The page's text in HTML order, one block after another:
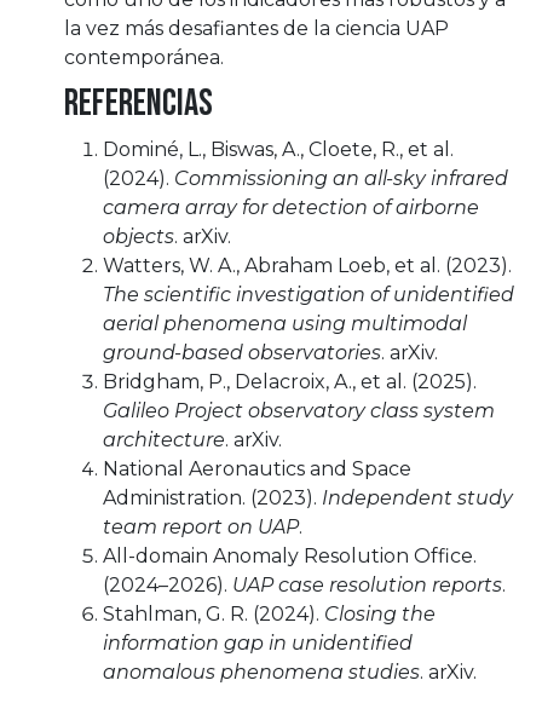
la vez más desafiantes de la ciencia UAP
contemporánea.
Referencias
Dominé, L., Biswas, A., Cloete, R., et al.
(2024). Commissioning an all-sky infrared
camera array for detection of airborne
objects. arXiv.
Watters, W. A., Abraham Loeb, et al. (2023).
The scientific investigation of unidentified
aerial phenomena using multimodal
ground-based observatories. arXiv.
Bridgham, P., Delacroix, A., et al. (2025).
Galileo Project observatory class system
architecture. arXiv.
National Aeronautics and Space
Administration. (2023). Independent study
team report on UAP.
All-domain Anomaly Resolution Office.
(2024–2026). UAP case resolution reports.
Stahlman, G. R. (2024). Closing the
information gap in unidentified
anomalous phenomena studies. arXiv.